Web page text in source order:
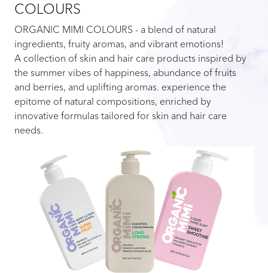
COLOURS
ORGANIC MIMI COLOURS - a blend of natural
ingredients, fruity aromas, and vibrant emotions!
A collection of skin and hair care products inspired by
the summer vibes of happiness, abundance of fruits
and berries, and uplifting aromas. experience the
epitome of natural compositions, enriched by
innovative formulas tailored for skin and hair care
needs.